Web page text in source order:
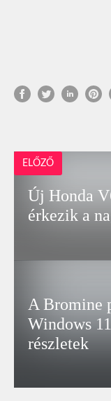
ELŐZŐ
Új Honda
érkezik a
A Bromine
Windows
részletek